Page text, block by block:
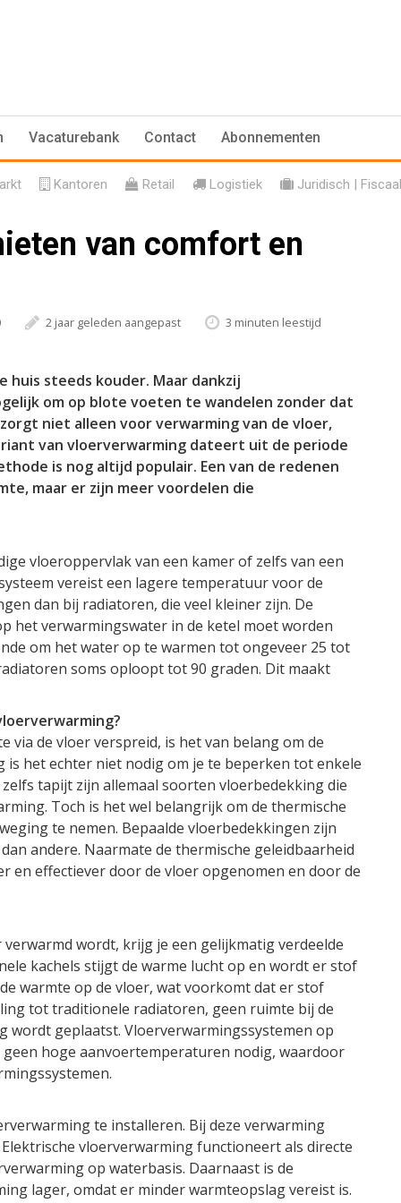
Vacaturebank Contact Abonnementen
Kantoren Retail Logistiek Juridisch | Fiscaal
van comfort en
2 jaar geleden aangepast 3 minuten leestijd
steeds kouder. Maar dankzij
om op blote voeten te wandelen zonder dat
niet alleen voor verwarming van de vloer,
van vloerverwarming dateert uit de periode
is nog altijd populair. Een van de redenen
maar er zijn meer voordelen die
vloeroppervlak van een kamer of zelfs van een
vereist een lagere temperatuur voor de
dan bij radiatoren, die veel kleiner zijn. De
het verwarmingswater in de ketel moet worden
om het water op te warmen tot ongeveer 25 tot
soms oploopt tot 90 graden. Dit maakt
de vloer verspreid, is het van belang om de
het echter niet nodig om je te beperken tot enkele
tapijt zijn allemaal soorten vloerbedekking die
Toch is het wel belangrijk om de thermische
te nemen. Bepaalde vloerbedekkingen zijn
andere. Naarmate de thermische geleidbaarheid
en effectiever door de vloer opgenomen en door de
wordt, krijg je een gelijkmatig verdeelde
kachels stijgt de warme lucht op en wordt er stof
warmte op de vloer, wat voorkomt dat er stof
tot traditionele radiatoren, geen ruimte bij de
wordt geplaatst. Vloerverwarmingssystemen op
hoge aanvoertemperaturen nodig, waardoor
te installeren. Bij deze verwarming
vloerverwarming functioneert als directe
op waterbasis. Daarnaast is de
lager, omdat er minder warmteopslag vereist is.